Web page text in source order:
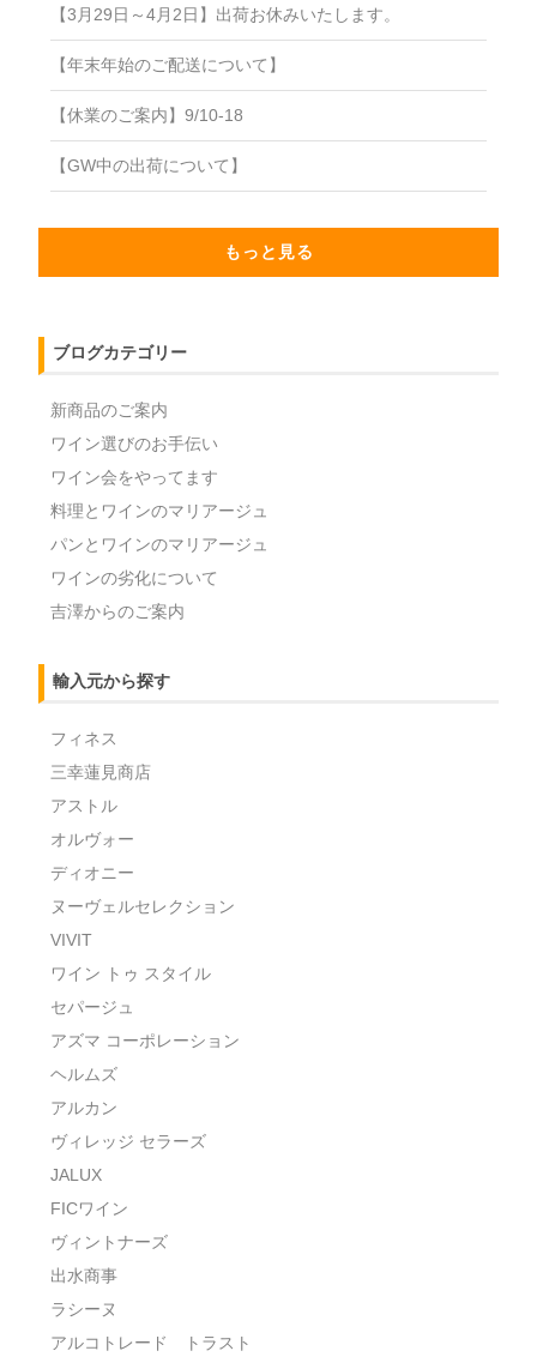
【3月29日～4月2日】出荷お休みいたします。
【年末年始のご配送について】
【休業のご案内】9/10-18
【GW中の出荷について】
もっと見る
ブログカテゴリー
新商品のご案内
ワイン選びのお手伝い
ワイン会をやってます
料理とワインのマリアージュ
パンとワインのマリアージュ
ワインの劣化について
吉澤からのご案内
輸入元から探す
フィネス
三幸蓮見商店
アストル
オルヴォー
ディオニー
ヌーヴェルセレクション
VIVIT
ワイン トゥ スタイル
セパージュ
アズマ コーポレーション
ヘルムズ
アルカン
ヴィレッジ セラーズ
JALUX
FICワイン
ヴィントナーズ
出水商事
ラシーヌ
アルコトレード トラスト